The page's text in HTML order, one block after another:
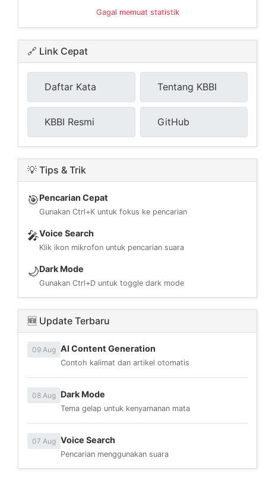
Gagal memuat statistik
🔗 Link Cepat
Daftar Kata Tentang KBBI
KBBI Resmi GitHub
💡 Tips & Trik
🎯Pencarian Cepat
Gunakan Ctrl+K untuk fokus ke pencarian
🎤Voice Search
Klik ikon mikrofon untuk pencarian suara
🌙Dark Mode
Gunakan Ctrl+D untuk toggle dark mode
🆕 Update Terbaru
09 Aug AI Content Generation
Contoh kalimat dan artikel otomatis
08 Aug Dark Mode
Tema gelap untuk kenyamanan mata
07 Aug Voice Search
Pencarian menggunakan suara